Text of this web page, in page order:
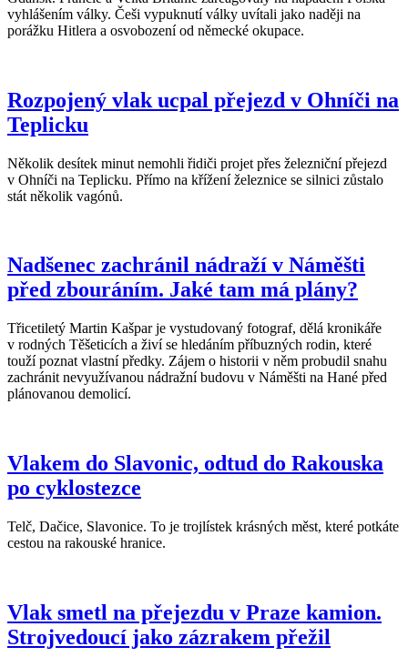
vyhlášením války. Češi vypuknutí války uvítali jako naději na
porážku Hitlera a osvobození od německé okupace.
Rozpojený vlak ucpal přejezd v Ohníči na
Teplicku
Několik desítek minut nemohli řidiči projet přes železniční přejezd
v Ohníči na Teplicku. Přímo na křížení železnice se silnici zůstalo
stát několik vagónů.
Nadšenec zachránil nádraží v Náměšti
před zbouráním. Jaké tam má plány?
Třicetiletý Martin Kašpar je vystudovaný fotograf, dělá kronikáře
v rodných Těšeticích a živí se hledáním příbuzných rodin, které
touží poznat vlastní předky. Zájem o historii v něm probudil snahu
zachránit nevyužívanou nádražní budovu v Náměšti na Hané před
plánovanou demolicí.
Vlakem do Slavonic, odtud do Rakouska
po cyklostezce
Telč, Dačice, Slavonice. To je trojlístek krásných měst, které potkáte
cestou na rakouské hranice.
Vlak smetl na přejezdu v Praze kamion.
Strojvedoucí jako zázrakem přežil